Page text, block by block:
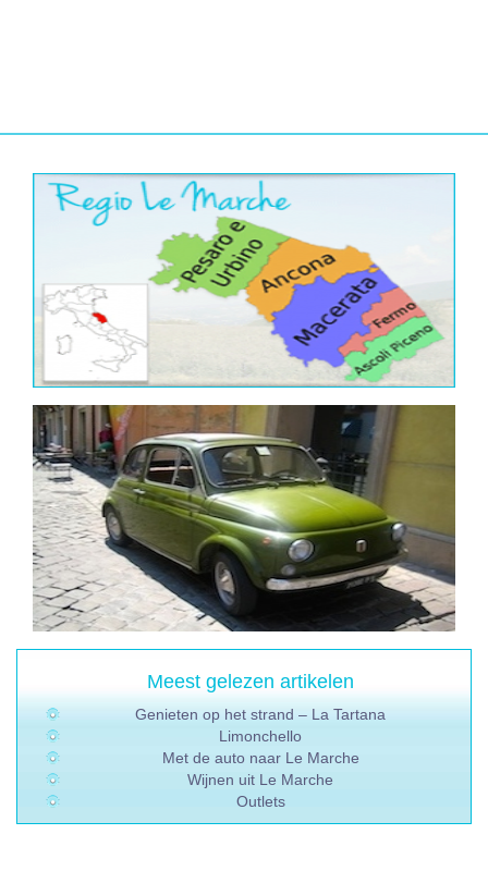
Meest gelezen artikelen
Genieten op het strand – La Tartana
Limonchello
Met de auto naar Le Marche
Wijnen uit Le Marche
Outlets